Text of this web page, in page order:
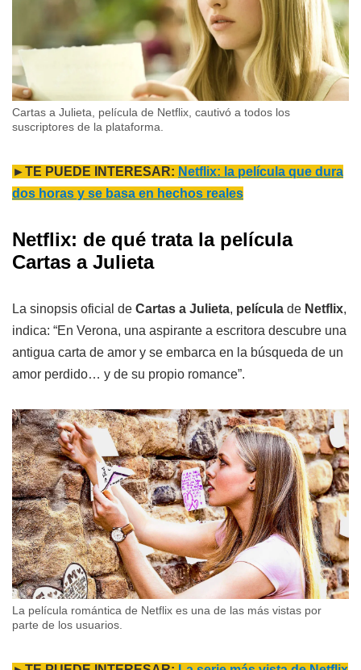
Cartas a Julieta, película de Netflix, cautivó a todos los
suscriptores de la plataforma.
►TE PUEDE INTERESAR: Netflix: la película que dura
dos horas y se basa en hechos reales
Netflix: de qué trata la película
Cartas a Julieta
La sinopsis oficial de Cartas a Julieta, película de Netflix,
indica: “En Verona, una aspirante a escritora descubre una
antigua carta de amor y se embarca en la búsqueda de un
amor perdido… y de su propio romance”.
La película romántica de Netflix es una de las más vistas por
parte de los usuarios.